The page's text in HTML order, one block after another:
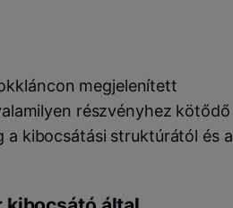
megjelenített
részvényhez kötődő
kibocsátási struktúrától és a